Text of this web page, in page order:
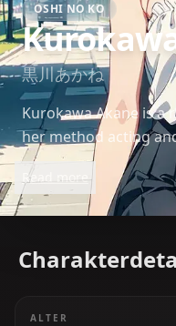
OSHI NO KO
黒川あかね
Kurokawa Akane is a
her method acting
emotionally connect
the entertainment
Read more
ALTER